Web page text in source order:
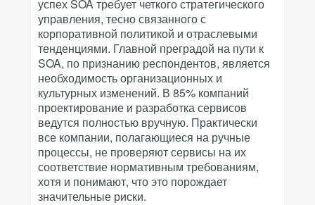
успех SOA требует четкого стратегического
управления, тесно связанного с
корпоративной политикой и отраслевыми
тенденциями. Главной преградой на пути к
SOA, по признанию респондентов, является
необходимость организационных и
культурных изменений. В 85% компаний
проектирование и разработка сервисов
ведутся полностью вручную. Практически
все компании, полагающиеся на ручные
процессы, не проверяют сервисы на их
соответствие нормативным требованиям,
хотя и понимают, что это порождает
значительные риски.